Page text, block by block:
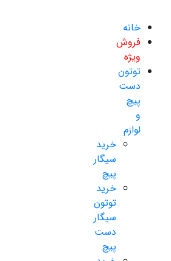
خانه
فروش
ویژه
توتون
دست
پیچ
و
لوازم
خرید
سیگار
پیچ
خرید
توتون
سیگار
دست
پیچ